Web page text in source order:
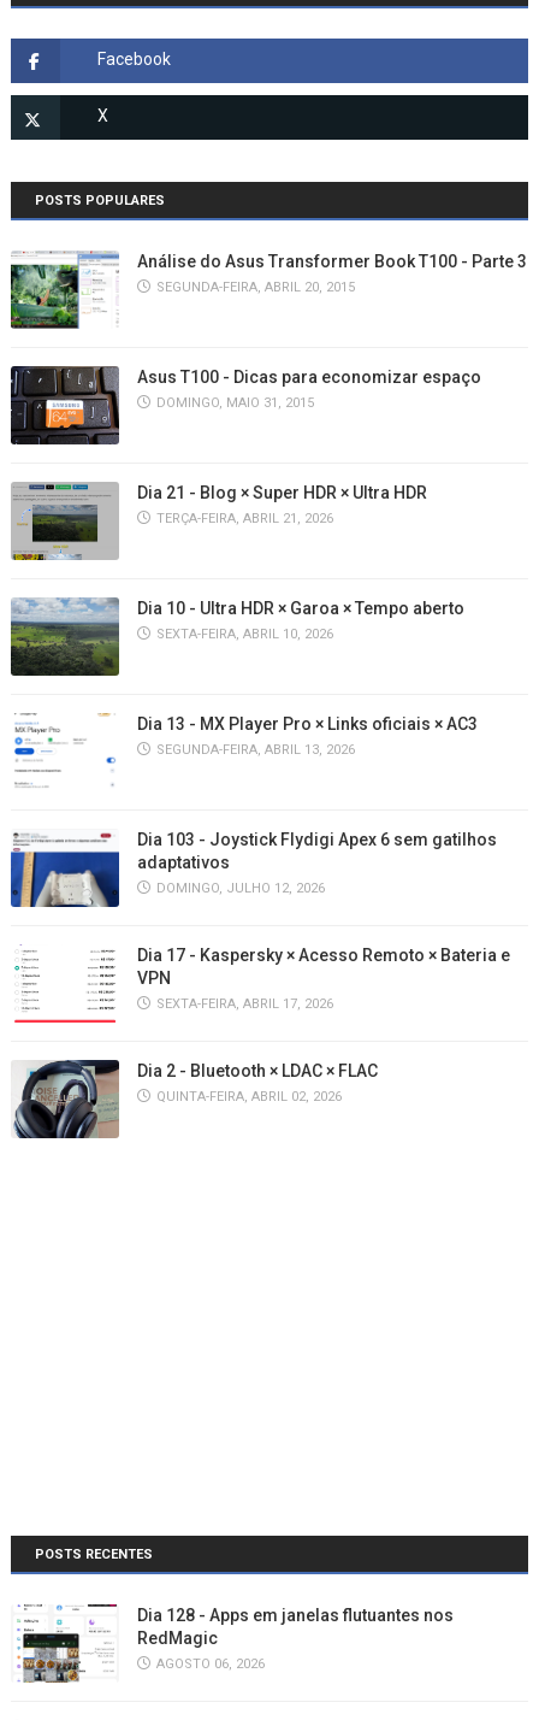
POSTS POPULARES
Análise do Asus Transformer Book T100 - Parte 3
SEGUNDA-FEIRA, ABRIL 20, 2015
Asus T100 - Dicas para economizar espaço
DOMINGO, MAIO 31, 2015
Dia 21 - Blog × Super HDR × Ultra HDR
TERÇA-FEIRA, ABRIL 21, 2026
Dia 10 - Ultra HDR × Garoa × Tempo aberto
SEXTA-FEIRA, ABRIL 10, 2026
Dia 13 - MX Player Pro × Links oficiais × AC3
SEGUNDA-FEIRA, ABRIL 13, 2026
Dia 103 - Joystick Flydigi Apex 6 sem gatilhos
adaptativos
DOMINGO, JULHO 12, 2026
Dia 17 - Kaspersky × Acesso Remoto × Bateria e
VPN
SEXTA-FEIRA, ABRIL 17, 2026
Dia 2 - Bluetooth × LDAC × FLAC
QUINTA-FEIRA, ABRIL 02, 2026
POSTS RECENTES
Dia 128 - Apps em janelas flutuantes nos
RedMagic
AGOSTO 06, 2026